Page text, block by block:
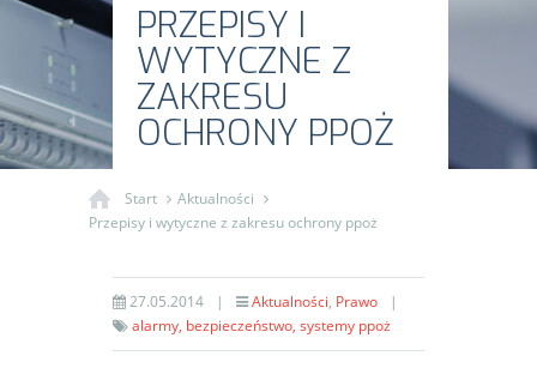
PRZEPISY I
WYTYCZNE Z
ZAKRESU
OCHRONY PPOŻ
Start
Aktualności
Przepisy i wytyczne z zakresu ochrony ppoż
27.05.2014 | Aktualności, Prawo
|
alarmy, bezpieczeństwo, systemy ppoż